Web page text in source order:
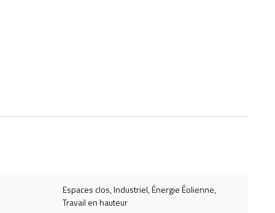
Espaces clos, Industriel, Énergie Éolienne,
Travail en hauteur